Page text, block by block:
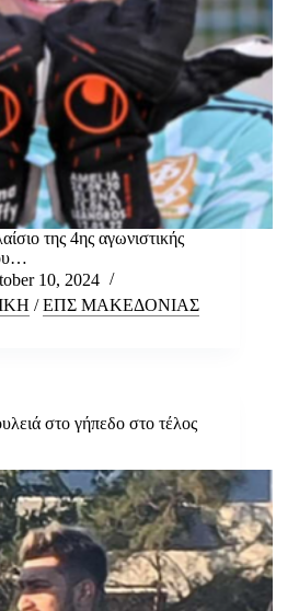
της 4ης αγωνιστικής
10, 2024
/ΕΠΣ ΜΑΚΕΔΟΝΙΑΣ
στο γήπεδο στο τέλος